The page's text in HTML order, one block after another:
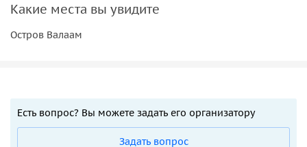
Какие места вы увидите
Остров Валаам
Есть вопрос? Вы можете задать его организатору
Задать вопрос